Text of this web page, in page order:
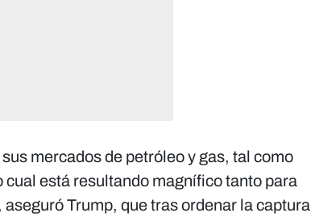
mercados de petróleo y gas, tal como
cual está resultando magnífico tanto para
Trump, que tras ordenar la captura